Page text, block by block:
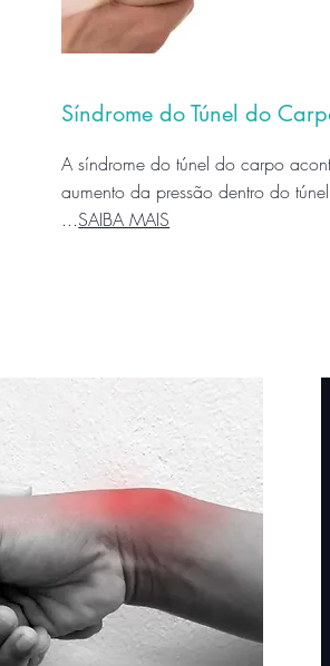
Síndrome do Túnel do
A síndrome do túnel do carpo
aumento da pressão dentro do
...SAIBA MAIS